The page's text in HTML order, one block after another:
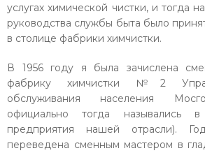
услугах химической чистки, и тогда
руководства службы быта было
в столице фабрики химчистки.
В 1956 году я была зачислена
фабрику химчистки №2
обслуживания населения
официально тогда назывались
предприятия нашей отрасли).
переведена сменным мастером в